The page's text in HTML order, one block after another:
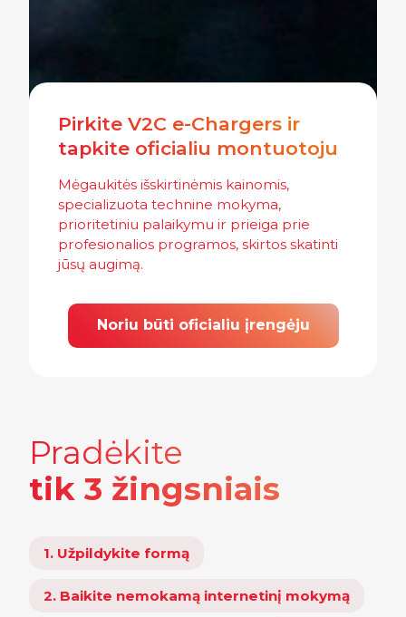
Pirkite V2C e-Chargers ir
tapkite oficialiu montuotoju
Mėgaukitės išskirtinėmis kainomis,
specializuota technine mokyma,
prioritetiniu palaikymu ir prieiga prie
profesionalios programos, skirtos skatinti
jūsų augimą.
Noriu būti oficialiu įrengėju
Pradėkite
tik 3 žingsniais
1. Užpildykite formą
2. Baikite nemokamą internetinį mokymą